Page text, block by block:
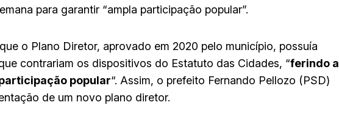
para garantir “ampla participação popular”.
o Plano Diretor, aprovado em 2020 pelo município, possuía
contrariam os dispositivos do Estatuto das Cidades, “ferindo a
popular“. Assim, o prefeito Fernando Pellozo (PSD)
de um novo plano diretor.